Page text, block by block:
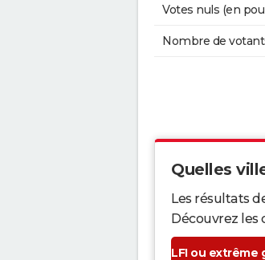
Votes nuls (en
Nombre de
Quelles
Les résultats
Découvrez les
LFI ou extrême